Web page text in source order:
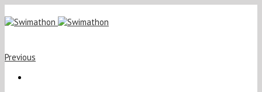
Previous